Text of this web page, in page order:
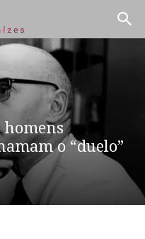
homens
o “duelo”